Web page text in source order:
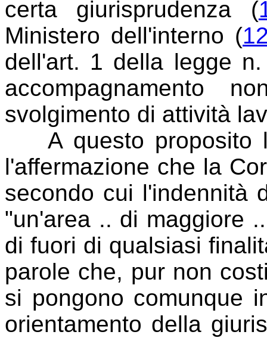
certa giurisprudenza (
Ministero dell'interno (
dell'art. 1 della legge
accompagnamento
svolgimento di attività
A questo proposito
l'affermazione che la
secondo cui l'indennità
"un'area .. di maggiore
di fuori di qualsiasi
parole che, pur non
si pongono comunque
orientamento della